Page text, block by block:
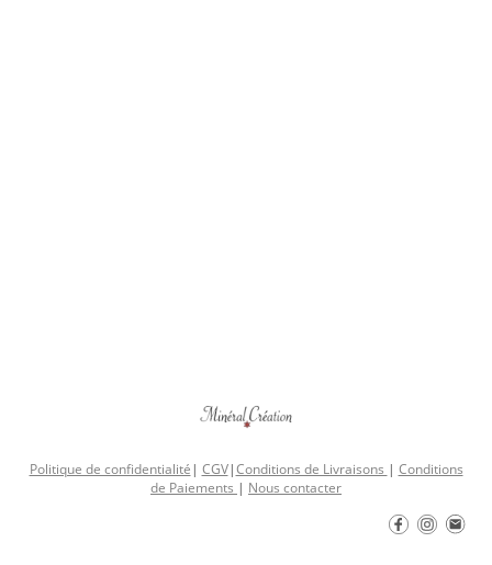
Politique de confidentialité | CGV|Conditions de Livraisons | Conditions
de Paiements | Nous contacter